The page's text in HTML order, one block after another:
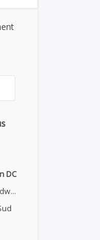
DC
Chicago Midwest